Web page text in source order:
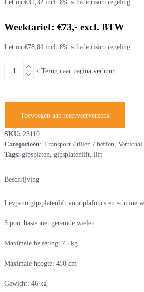
Let op €31,32 incl. 8% schade risico regeling
Weektarief: €73,- excl. BTW
Let op €78,84 incl. 8% schade risico regeling
Gipsplatenlift
< Terug naar pagina verhuur
Toevoegen aan reserveerverzoek
SKU: 23110
Categorieën: Transport / tillen / heffen, Verticaal
Tags: gipsplaten, gipsplatenlift, lift
Beschrijving
Levpano gipsplatenlift voor plafonds en schuine
3 poot basis met geremde wielen.
Maximale belasting: 75 kg
Maximale hoogte: 450 cm
Gewicht: 46 kg